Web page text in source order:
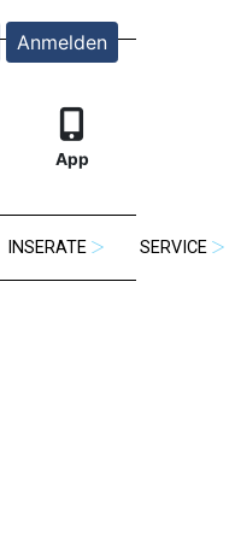
Anmelden
App
INSERATE SERVICE